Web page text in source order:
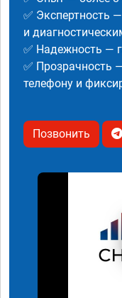
✅ Экспертность
и
✅ Надежность —
✅ Прозрачность
телефону и
Позвонить